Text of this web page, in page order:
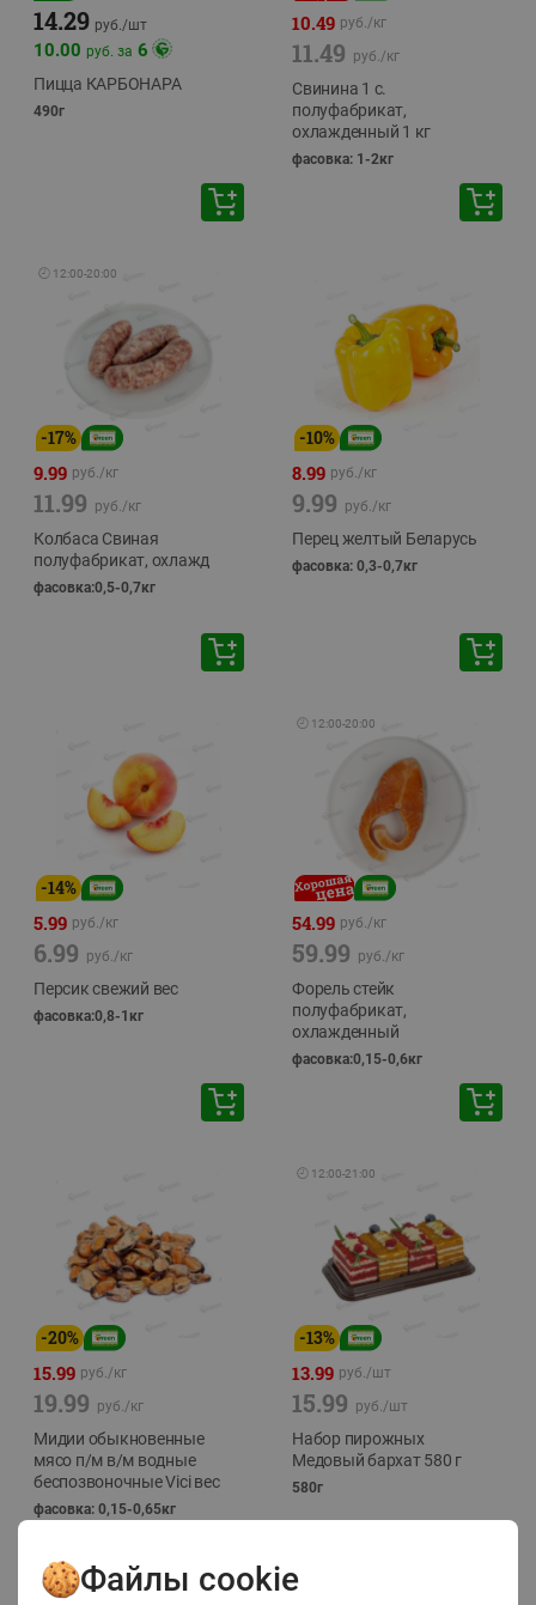
14.29 руб./шт
10.00 руб. за 6
Пицца КАРБОНАРА
490г
10.49 руб./кг
11.49 руб./кг
Свинина 1 с.
полуфабрикат,
охлажденный 1 кг
фасовка: 1-2кг
🕘 12:00-20:00
-17%
9.99 руб./кг
11.99 руб./кг
Колбаса Свиная
полуфабрикат, охлажд
фасовка:0,5-0,7кг
-10%
8.99 руб./кг
9.99 руб./кг
Перец желтый Беларусь
фасовка: 0,3-0,7кг
-14%
5.99 руб./кг
6.99 руб./кг
Персик свежий вес
фасовка:0,8-1кг
🕘 12:00-20:00
54.99 руб./кг
59.99 руб./кг
Форель стейк
полуфабрикат,
охлажденный
фасовка:0,15-0,6кг
-20%
15.99 руб./кг
19.99 руб./кг
Мидии обыкновенные
мясо п/м в/м водные
беспозвоночные Vici вес
фасовка: 0,15-0,65кг
🕘 12:00-21:00
-13%
13.99 руб./шт
15.99 руб./шт
Набор пирожных
Медовый бархат 580 г
580г
Файлы cookie